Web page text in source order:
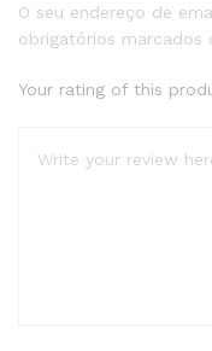
O seu endereço de
obrigatórios marcados
Your rating of this